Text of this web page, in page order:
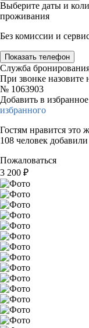
Выберите даты и
проживания
Без комиссии и
Показать телефон
Служба
При звонке назовите
№ 1063903
Добавить в избранное
избранного
Гостям нравится это
108 человек
Пожаловаться
3 200 ₽